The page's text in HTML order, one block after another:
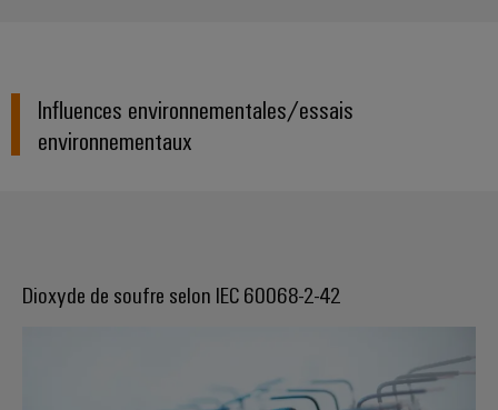
Influences environnementales/essais
environnementaux
Dioxyde de soufre selon IEC 60068-2-42